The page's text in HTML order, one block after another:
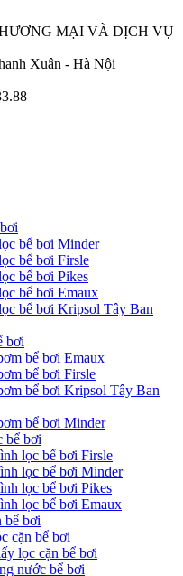
MẠI VÀ DỊCH VỤ
Xuân - Hà Nội
bể bơi Minder
bể bơi Firsle
bể bơi Pikes
bể bơi Emaux
bể bơi Kripsol Tây Ban
bơi
bể bơi Emaux
bể bơi Firsle
bể bơi Kripsol Tây Ban
bể bơi Minder
bể bơi
lọc bể bơi Firsle
lọc bể bơi Minder
lọc bể bơi Pikes
lọc bể bơi Emaux
bể bơi
cặn bể bơi
lọc cặn bể bơi
nước bể bơi